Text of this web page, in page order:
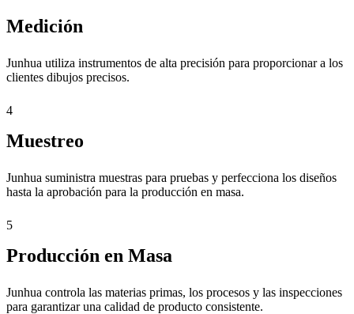
Medición
Junhua utiliza instrumentos de alta precisión para proporcionar a los
clientes dibujos precisos.
4
Muestreo
Junhua suministra muestras para pruebas y perfecciona los diseños
hasta la aprobación para la producción en masa.
5
Producción en Masa
Junhua controla las materias primas, los procesos y las inspecciones
para garantizar una calidad de producto consistente.